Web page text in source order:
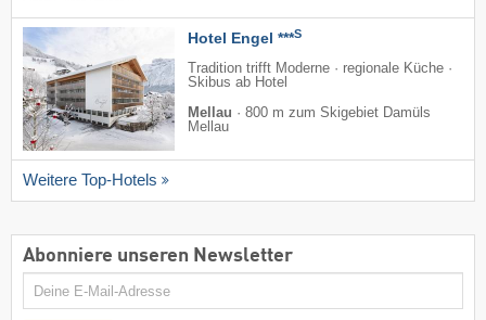
Hotel Engel ***S
Tradition trifft Moderne · regionale Küche ·
Skibus ab Hotel
Mellau · 800 m zum Skigebiet Damüls
Mellau
Weitere Top-Hotels
Abonniere unseren Newsletter
E-